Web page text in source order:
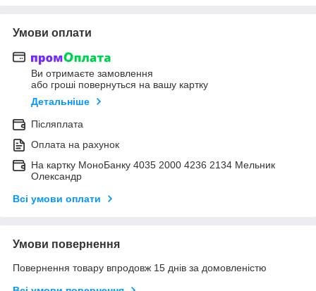
Умови оплати
Ви отримаєте замовлення
або гроші повернуться на вашу картку
Детальніше
Післяплата
Оплата на рахунок
На картку МоноБанку 4035 2000 4236 2134 Мельник
Олександр
Всі умови оплати
Умови повернення
Повернення товару впродовж 15 днів за домовленістю